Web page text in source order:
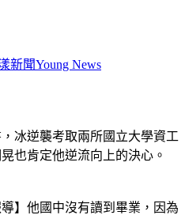
新聞Young News
冰逆襲考取兩所國立大學資工
也肯定他逆流向上的決心。
】他國中沒有讀到畢業，因為